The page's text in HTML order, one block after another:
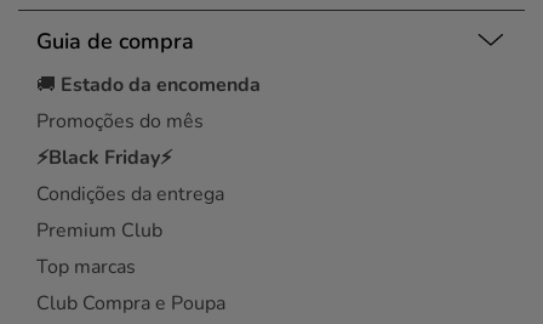
Guia de compra
🚚 Estado da encomenda
Promoções do mês
⚡Black Friday⚡
Condições da entrega
Premium Club
Top marcas
Club Compra e Poupa